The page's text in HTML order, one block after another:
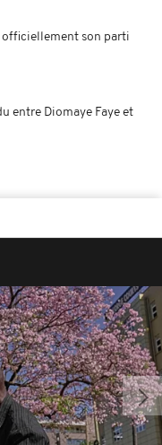
officiellement son parti
entre Diomaye Faye et